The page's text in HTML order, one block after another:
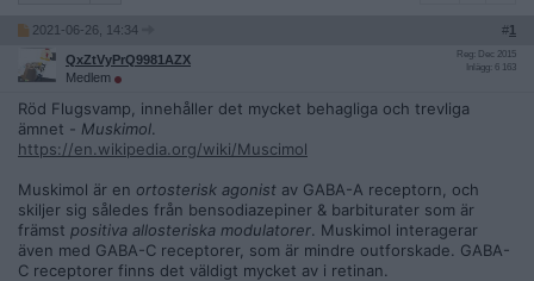
2021-06-26, 14:34 #1
QxZtVyPrQ9981AZX
Medlem
Reg: Dec 2015
Inlägg: 6 163
Röd Flugsvamp, innehåller det mycket behagliga och trevliga
ämnet - Muskimol.
https://en.wikipedia.org/wiki/Muscimol
Muskimol är en ortosterisk agonist av GABA-A receptorn, och
skiljer sig således från bensodiazepiner & barbiturater som är
främst positiva allosteriska modulatorer. Muskimol interagerar
även med GABA-C receptorer, som är mindre outforskade. GABA-
C receptorer finns det väldigt mycket av i retinan.